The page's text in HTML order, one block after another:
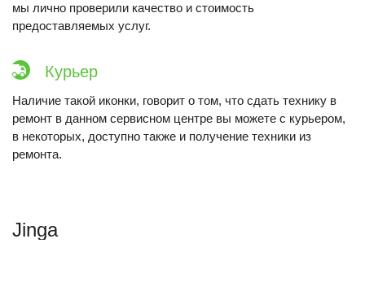
мы лично проверили качество и стоимость
предоставляемых услуг.
Курьер
Наличие такой иконки, говорит о том, что сдать технику в
ремонт в данном сервисном центре вы можете с курьером,
в некоторых, доступно также и получение техники из
ремонта.
Jinga